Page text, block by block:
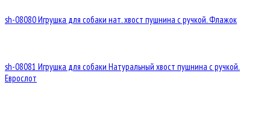
sh-08080 Игрушка для собаки нат. хвост пушнина с ручкой. Флажок
sh-08081 Игрушка для собаки Натуральный хвост пушнина с ручкой.
Еврослот